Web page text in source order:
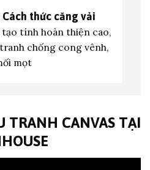
Cách thức căng vải
tính hoàn thiện cao,
chống cong vênh,
mọt
TRANH CANVAS TẠI